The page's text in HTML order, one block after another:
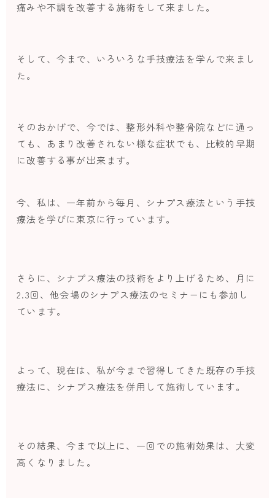
痛みや不調を改善する施術をして来ました。
そして、今まで、いろいろな手技療法を学んで来まし
た。
そのおかげで、今では、整形外科や整骨院などに通っ
ても、あまり改善されない様な症状でも、比較的早期
に改善する事が出来ます。
今、私は、一年前から毎月、シナプス療法という手技
療法を学びに東京に行っています。
さらに、シナプス療法の技術をより上げるため、月に
2.3回、他会場のシナプス療法のセミナーにも参加し
ています。
よって、現在は、私が今まで習得してきた既存の手技
療法に、シナプス療法を併用して施術しています。
その結果、今まで以上に、一回での施術効果は、大変
高くなりました。